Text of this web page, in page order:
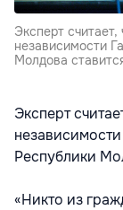
Эксперт
независимости
Молдова
Эксперт
Республики
«Никто из